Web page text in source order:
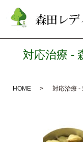
対応治療 -
HOME 対応治療 -